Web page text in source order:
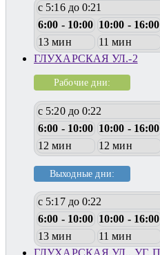
с 5:16 до 0:21
6:00 - 10:00 10:00 - 16:00
13 мин
11 мин
ГЛУХАРСКАЯ УЛ.-2
Рабочие дни:
с 5:20 до 0:22
6:00 - 10:00 10:00 - 16:00
12 мин
12 мин
Выходные дни:
с 5:17 до 0:22
6:00 - 10:00 10:00 - 16:00
13 мин
11 мин